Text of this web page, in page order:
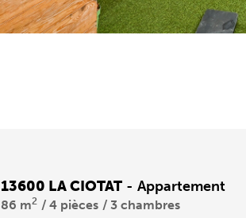
13600 LA CIOTAT - Appartement
86 m2 4 pièces 3 chambres